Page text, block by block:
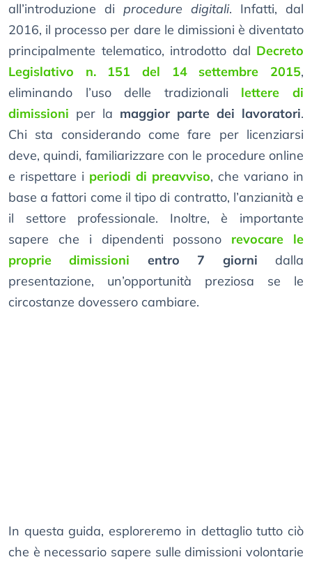
all’introduzione di procedure digitali. Infatti, dal
2016, il processo per dare le dimissioni è diventato
principalmente telematico, introdotto dal Decreto
Legislativo n. 151 del 14 settembre 2015,
eliminando l’uso delle tradizionali lettere di
dimissioni per la maggior parte dei lavoratori.
Chi sta considerando come fare per licenziarsi
deve, quindi, familiarizzare con le procedure online
e rispettare i periodi di preavviso, che variano in
base a fattori come il tipo di contratto, l’anzianità e
il settore professionale. Inoltre, è importante
sapere che i dipendenti possono revocare le
proprie dimissioni entro 7 giorni dalla
presentazione, un’opportunità preziosa se le
circostanze dovessero cambiare.
In questa guida, esploreremo in dettaglio tutto ciò
che è necessario sapere sulle dimissioni volontarie